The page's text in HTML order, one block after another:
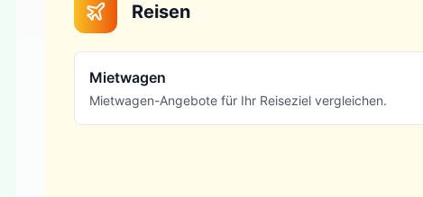
Reisen
Mietwagen
Mietwagen-Angebote für Ihr Reiseziel vergleichen.